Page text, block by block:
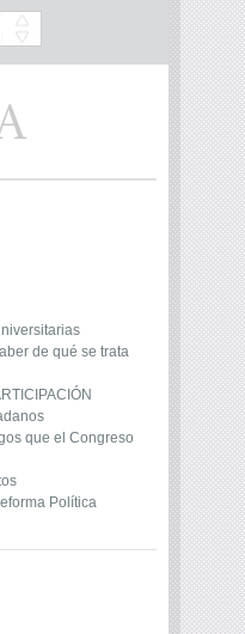
de qué se trata
que el Congreso
Política